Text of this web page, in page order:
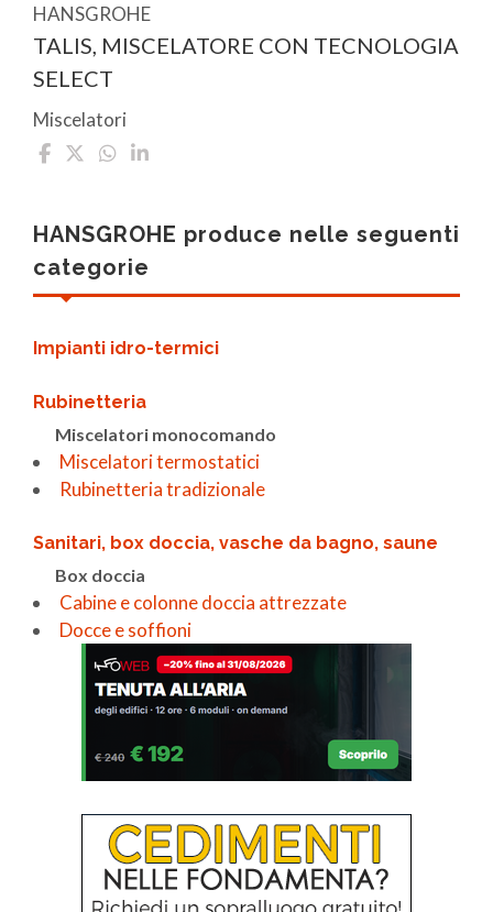
HANSGROHE
TALIS, MISCELATORE CON TECNOLOGIA
SELECT
Miscelatori
HANSGROHE produce nelle seguenti
categorie
Impianti idro-termici
Rubinetteria
Miscelatori monocomando
Miscelatori termostatici
Rubinetteria tradizionale
Sanitari, box doccia, vasche da bagno, saune
Box doccia
Cabine e colonne doccia attrezzate
Docce e soffioni